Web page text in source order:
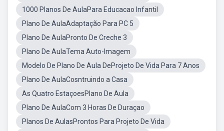
1000 Planos De AulaPara Educacao Infantil
Plano De AulaAdaptação Para PC 5
Plano De AulaPronto De Creche 3
Plano De AulaTema Auto-Imagem
Modelo De Plano De Aula DeProjeto De Vida Para 7 Anos
Plano De AulaCosntruindo a Casa
As Quatro EstaçoesPlano De Aula
Plano De AulaCom 3 Horas De Duraçao
Planos De AulasProntos Para Projeto De Vida